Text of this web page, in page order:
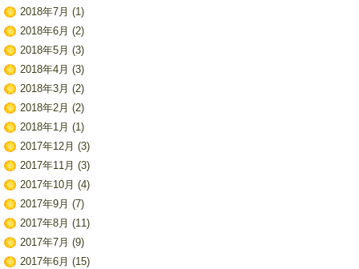
2018年7月 (1)
2018年6月 (2)
2018年5月 (3)
2018年4月 (3)
2018年3月 (2)
2018年2月 (2)
2018年1月 (1)
2017年12月 (3)
2017年11月 (3)
2017年10月 (4)
2017年9月 (7)
2017年8月 (11)
2017年7月 (9)
2017年6月 (15)